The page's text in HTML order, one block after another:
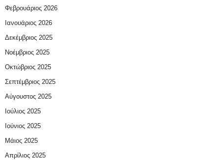
Φεβρουάριος 2026
Ιανουάριος 2026
Δεκέμβριος 2025
Νοέμβριος 2025
Οκτώβριος 2025
Σεπτέμβριος 2025
Αύγουστος 2025
Ιούλιος 2025
Ιούνιος 2025
Μάιος 2025
Απρίλιος 2025